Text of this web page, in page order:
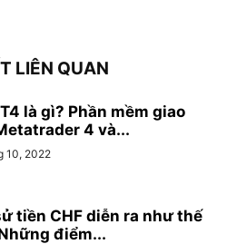
LIÊN QUAN
là gì? Phần mềm giao
4 và...
10, 2022
tiền CHF diễn ra như thế
điểm...